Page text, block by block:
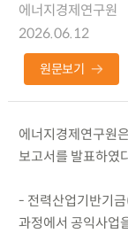
에너지경제연구원
2026.06.12
원문보기
에너지경제연구원
보고서를 발표하였
- 전력산업기반기
과정에서 공익사업